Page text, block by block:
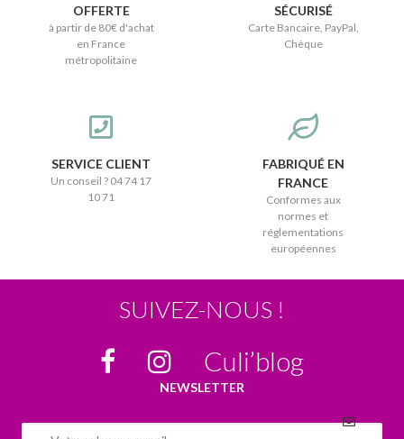
OFFERTE
à partir de 80€ d'achat
en France
métropolitaine
SÉCURISÉ
Carte Bancaire, PayPal,
Chèque
SERVICE CLIENT
Un conseil ? 04 74 17
10 71
FABRIQUÉ EN
FRANCE
Conformes aux
normes et
réglementations
européennes
SUIVEZ-NOUS !
Culi’blog
NEWSLETTER